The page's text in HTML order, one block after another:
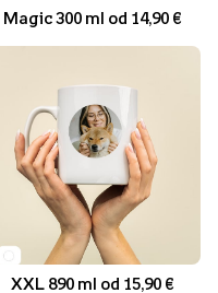
Magic 300 ml od 14,90 €
XXL 890 ml od 15,90 €